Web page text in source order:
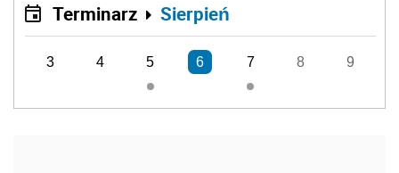
Terminarz Sierpień
3 4 5 6 7 8 9